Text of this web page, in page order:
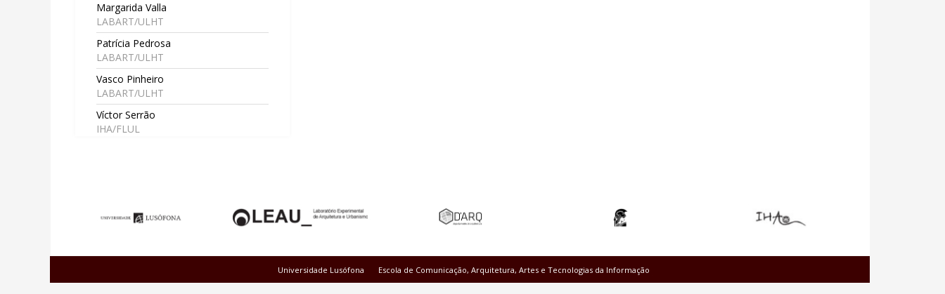
Margarida Valla
LABART/ULHT
Patrícia Pedrosa
LABART/ULHT
Vasco Pinheiro
LABART/ULHT
Víctor Serrão
IHA/FLUL
Universidade Lusófona Escola de Comunicação, Arquitetura, Artes e Tecnologias da Informação